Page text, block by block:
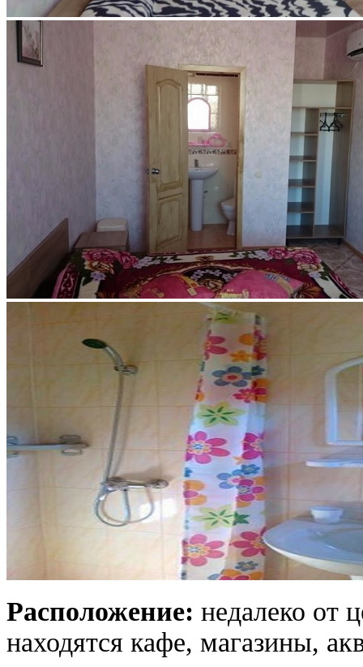
Расположение: недалеко от
находятся кафе, магазины,